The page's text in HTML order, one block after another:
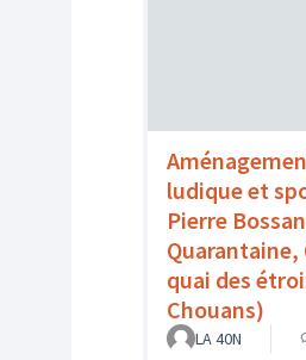
ludique et
Pierre
Quarantaine,
quai des
Chouans)
LA 40N